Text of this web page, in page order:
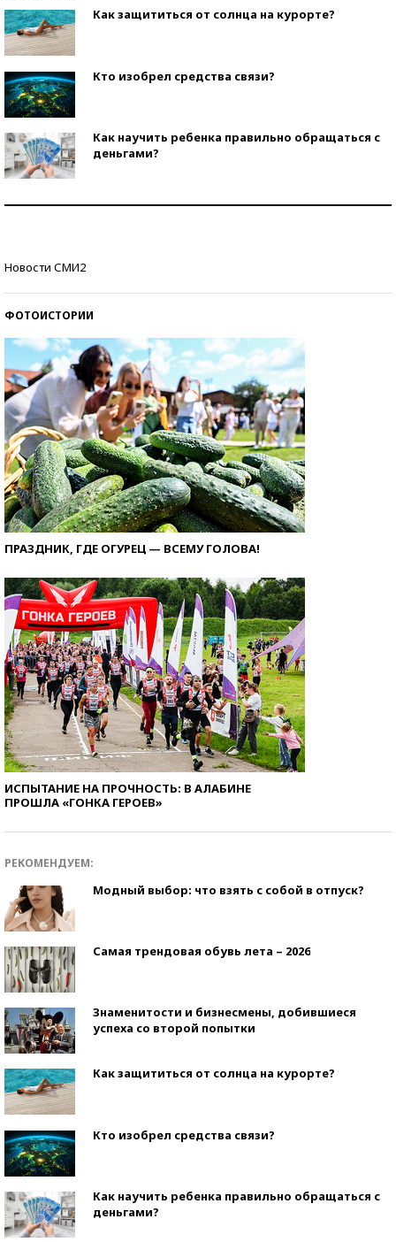
Как защититься от солнца на курорте?
Кто изобрел средства связи?
Как научить ребенка правильно обращаться с
деньгами?
Новости СМИ2
ФОТОИСТОРИИ
ПРАЗДНИК, ГДЕ ОГУРЕЦ — ВСЕМУ ГОЛОВА!
ИСПЫТАНИЕ НА ПРОЧНОСТЬ: В АЛАБИНЕ
ПРОШЛА «ГОНКА ГЕРОЕВ»
РЕКОМЕНДУЕМ:
Модный выбор: что взять с собой в отпуск?
Самая трендовая обувь лета – 2026
Знаменитости и бизнесмены, добившиеся
успеха со второй попытки
Как защититься от солнца на курорте?
Кто изобрел средства связи?
Как научить ребенка правильно обращаться с
деньгами?